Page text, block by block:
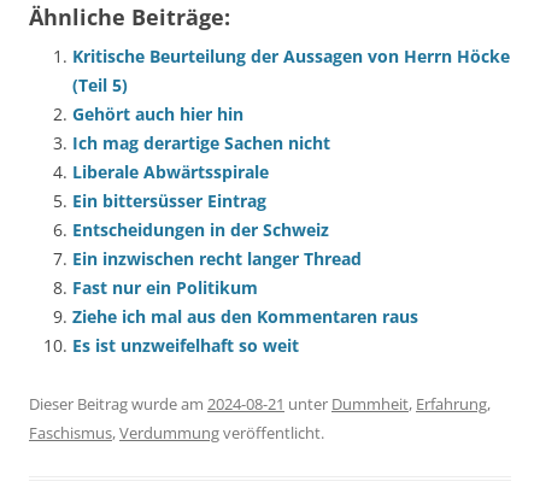
Ähnliche Beiträge:
Kritische Beurteilung der Aussagen von Herrn Höcke
(Teil 5)
Gehört auch hier hin
Ich mag derartige Sachen nicht
Liberale Abwärtsspirale
Ein bittersüsser Eintrag
Entscheidungen in der Schweiz
Ein inzwischen recht langer Thread
Fast nur ein Politikum
Ziehe ich mal aus den Kommentaren raus
Es ist unzweifelhaft so weit
Dieser Beitrag wurde am 2024-08-21 unter Dummheit, Erfahrung,
Faschismus,Verdummungveröffentlicht.